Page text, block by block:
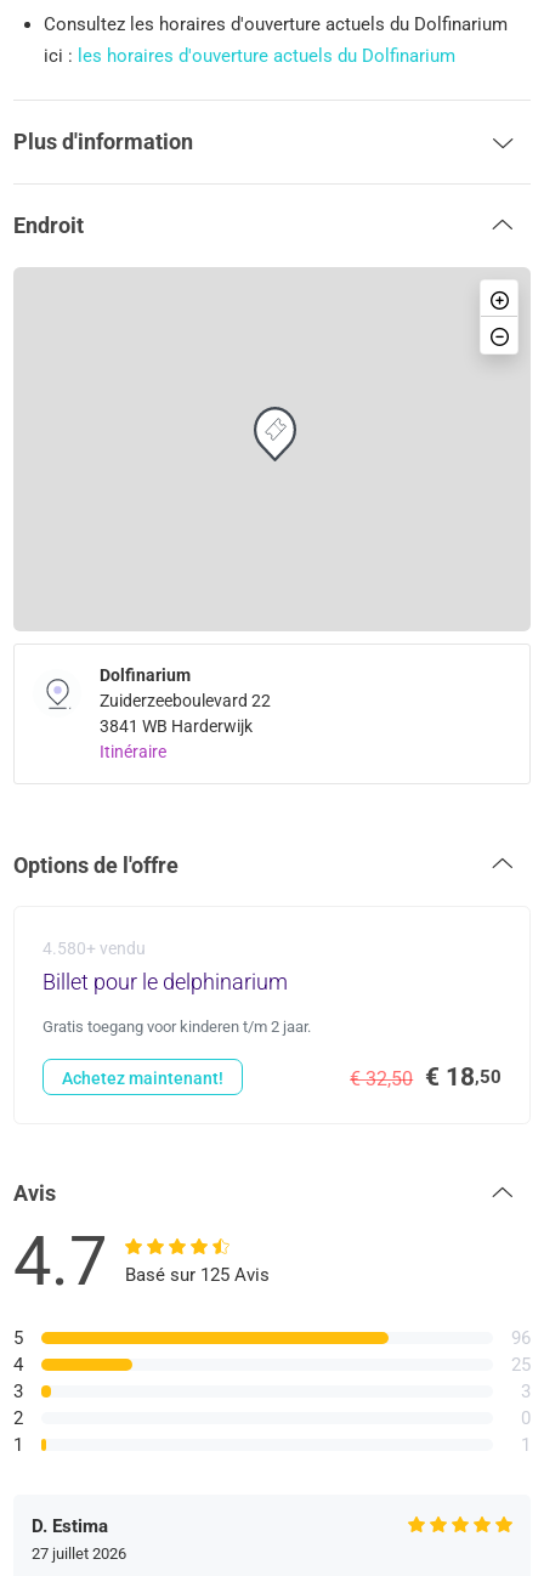
Consultez les horaires d'ouverture actuels du Dolfinarium
ici : les horaires d'ouverture actuels du Dolfinarium
Plus d'information
Endroit
Dolfinarium
Zuiderzeeboulevard 22
3841 WB Harderwijk
Itinéraire
Options de l'offre
4.580+ vendu
Billet pour le delphinarium
Gratis toegang voor kinderen t/m 2 jaar.
€ 32,50 € 18,50
Achetez maintenant!
Avis
4.7 Basé sur 125 Avis
5
4
3
2
1
96
25
3
0
1
D. Estima
27 juillet 2026